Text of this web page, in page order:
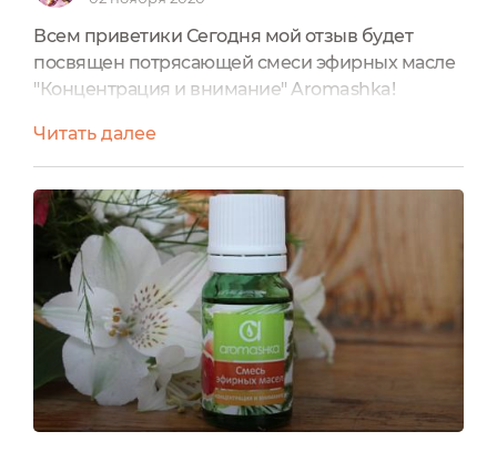
Всем приветики Сегодня мой отзыв будет
посвящен потрясающей смеси эфирных масле
"Концентрация и внимание" Aromashka!
анализирует окружающую среду, делает
выводы, принимает какие-то решения.
Концентрация и внимание - это сложные
познавательные процессы человека, которые
тесно связаны с нашей практической
деятельностью. Ароматы некоторых эфирных
масел помогут...
Читать далее